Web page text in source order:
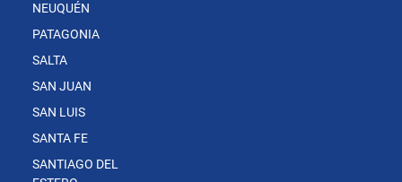
NEUQUÉN
PATAGONIA
SALTA
SAN JUAN
SAN LUIS
SANTA FE
SANTIAGO DEL